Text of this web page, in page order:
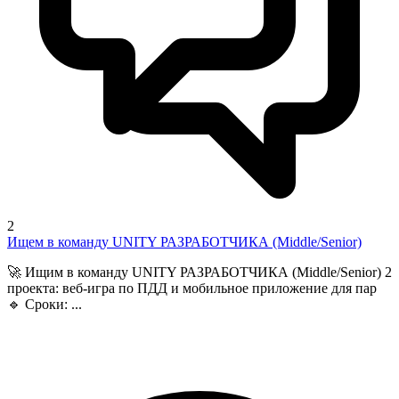
2
Ищем в команду UNITY РАЗРАБОТЧИКА (Middle/Senior)
🚀 Ищим в команду UNITY РАЗРАБОТЧИКА (Middle/Senior) 2
проекта: веб-игра по ПДД и мобильное приложение для пар
🔹 Сроки: ...